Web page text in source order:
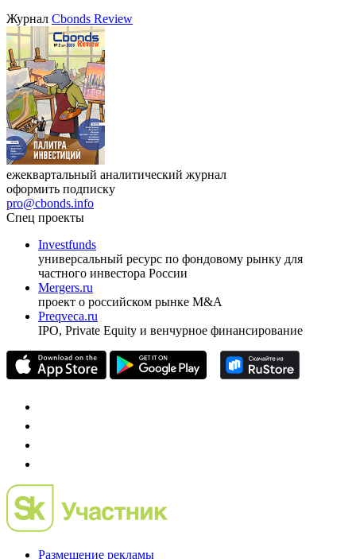
Журнал Cbonds Review
ежеквартальный аналитический журнал
оформить подписку
pro@cbonds.info
Спец проекты
Investfunds
универсальный ресурс по фондовому рынку для
частного инвестора России
Mergers.ru
проект о российском рынке M&A
Preqveca.ru
IPO, Private Equity и венчурное финансирование
Размещение рекламы